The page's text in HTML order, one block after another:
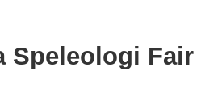
Speleologi Fair